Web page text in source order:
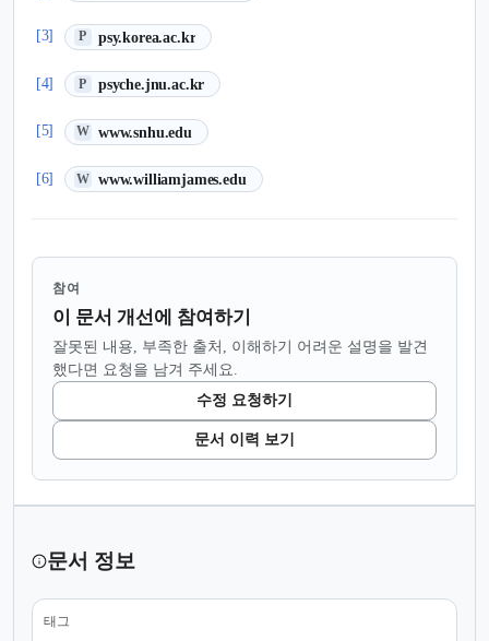
[3] P psy.korea.ac.kr
(새 탭에서 열림)
[4] P psyche.jnu.ac.kr
(새 탭에서 열림)
[5] W www.snhu.edu
(새 탭에서 열림)
[6] W www.williamjames.edu
(새 탭에서 열림)
참여
이 문서 개선에 참여하기
잘못된 내용, 부족한 출처, 이해하기 어려운 설명을 발견
했다면 요청을 남겨 주세요.
수정 요청하기
문서 이력 보기
문서 정보
태그